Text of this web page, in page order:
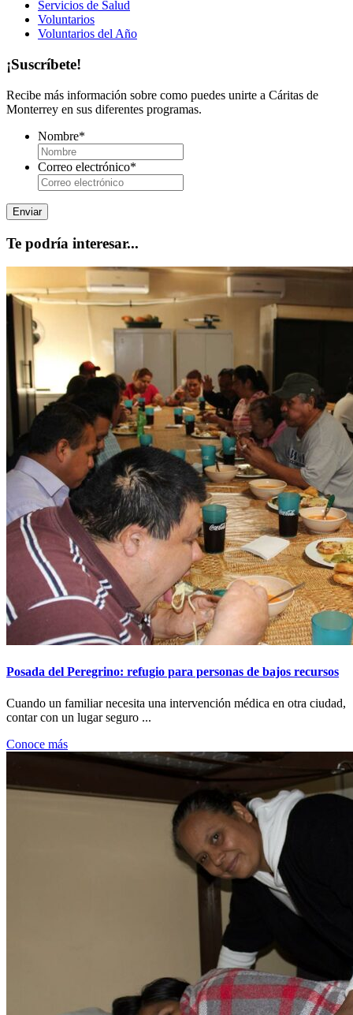
Servicios de Salud
Voluntarios
Voluntarios del Año
¡Suscríbete!
Recibe más información sobre como puedes unirte a Cáritas de
Monterrey en sus diferentes programas.
Nombre*
Correo electrónico*
Te podría interesar...
Posada del Peregrino: refugio para personas de bajos recursos
Cuando un familiar necesita una intervención médica en otra ciudad,
contar con un lugar seguro ...
Conoce más